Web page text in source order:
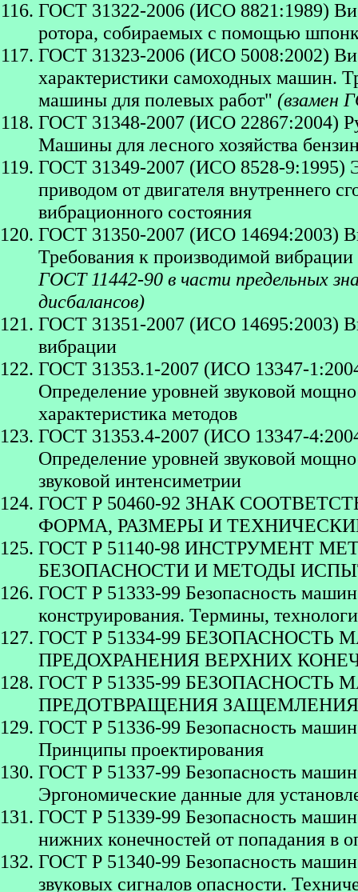
ГОСТ 31322-2006 (ИСО 8821:1989)
ротора, собираемых с помощью
ГОСТ 31323-2006 (ИСО 5008:2002)
характеристики самоходных машин.
машины для полевых работ" (взамен
ГОСТ 31348-2007 (ИСО 22867:2004)
Машины для лесного хозяйства
ГОСТ 31349-2007 (ИСО 8528-9:1995)
приводом от двигателя внутреннего
вибрационного состояния
ГОСТ 31350-2007 (ИСО 14694:2003)
Требования к производимой
ГОСТ 11442-90 в части предельных
дисбалансов)
ГОСТ 31351-2007 (ИСО 14695:2003)
вибрации
ГОСТ 31353.1-2007 (ИСО 13347-
Определение уровней звуковой
характеристика методов
ГОСТ 31353.4-2007 (ИСО 13347-
Определение уровней звуковой
звуковой интенсиметрии
ГОСТ Р 50460-92 ЗНАК
ФОРМА, РАЗМЕРЫ И
ГОСТ Р 51140-98 ИНСТРУМЕНТ
БЕЗОПАСНОСТИ И МЕТОДЫ
ГОСТ Р 51333-99 Безопасность
конструирования. Термины,
ГОСТ Р 51334-99
ПРЕДОХРАНЕНИЯ ВЕРХНИХ
ГОСТ Р 51335-99
ПРЕДОТВРАЩЕНИЯ
ГОСТ Р 51336-99 Безопасность
Принципы проектирования
ГОСТ Р 51337-99 Безопасность
Эргономические данные для
ГОСТ Р 51339-99 Безопасность
нижних конечностей от попадания в
ГОСТ Р 51340-99 Безопасность
звуковых сигналов опасности.